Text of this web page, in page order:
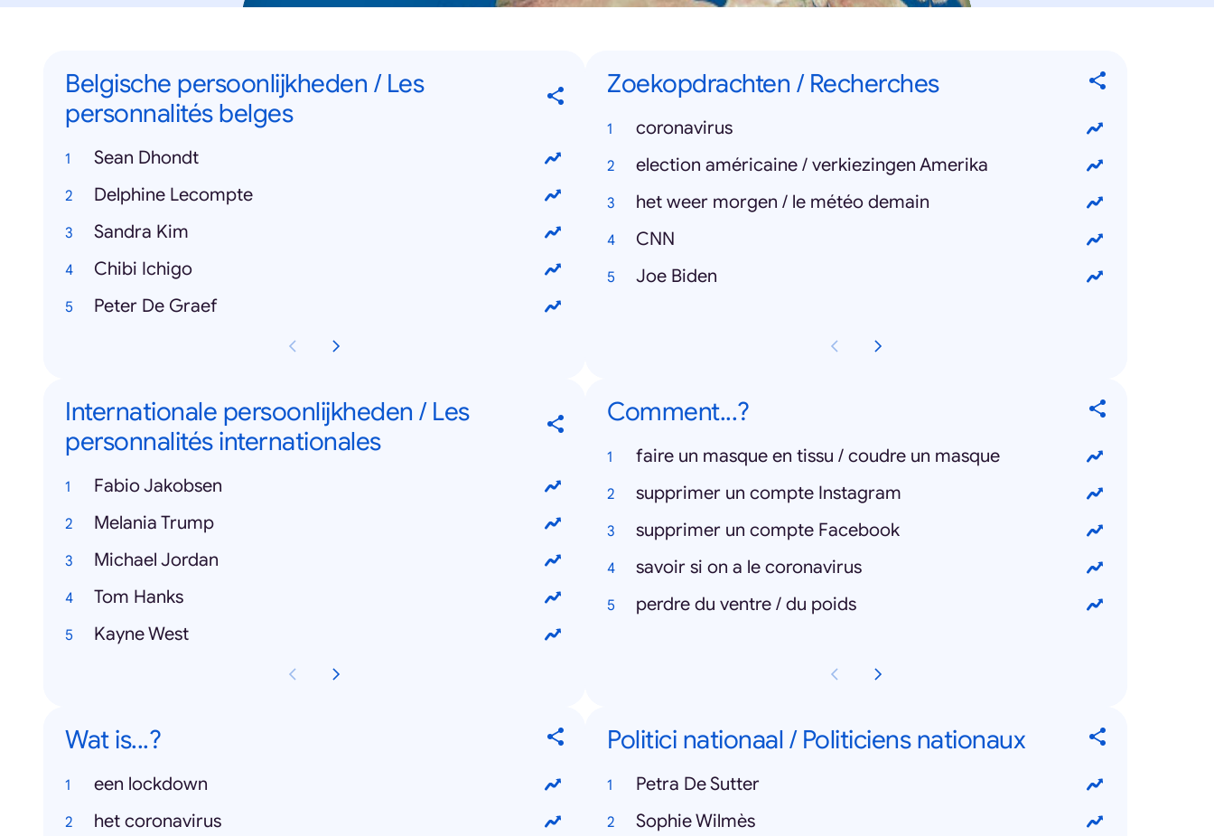
Belgische persoonlijkheden / Les
personnalités belges
Sean Dhondt
Delphine Lecompte
Sandra Kim
Chibi Ichigo
Peter De Graef
Zoekopdrachten / Recherches
coronavirus
election américaine / verkiezingen Amerika
het weer morgen / le météo demain
CNN
Joe Biden
Internationale persoonlijkheden / Les
personnalités internationales
Fabio Jakobsen
Melania Trump
Michael Jordan
Tom Hanks
Kayne West
Comment...?
faire un masque en tissu / coudre un masque
supprimer un compte Instagram
supprimer un compte Facebook
savoir si on a le coronavirus
perdre du ventre / du poids
Wat is...?
een lockdown
het coronavirus
Politici nationaal / Politiciens nationaux
Petra De Sutter
Sophie Wilmès